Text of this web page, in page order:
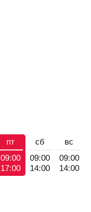
пт
09:00
17:00
сб
09:00
14:00
вс
09:00
14:00